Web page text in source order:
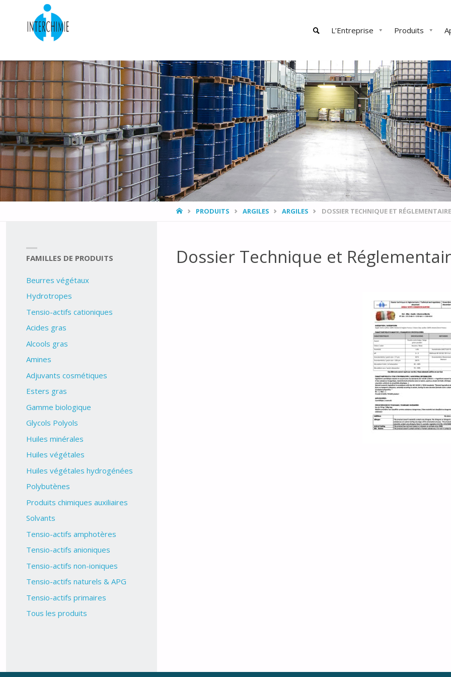
content
L’Entreprise Produits
SEARCH
HOMEPRODUITS ARGILES ARGILES DOSSIER TECHNIQUE ET RÉGLEMENTAIRE
Dossier Technique et
FAMILLES DE PRODUITS
Beurres végétaux
Hydrotropes
Tensio-actifs cationiques
Acides gras
Alcools gras
Amines
Adjuvants cosmétiques
Esters gras
Gamme biologique
Glycols Polyols
Huiles minérales
Huiles végétales
Huiles végétales hydrogénées
Polybutènes
Produits chimiques auxiliaires
Solvants
Tensio-actifs amphotères
Tensio-actifs anioniques
Tensio-actifs non-ioniques
Tensio-actifs naturels & APG
Tensio-actifs primaires
Tous les produits